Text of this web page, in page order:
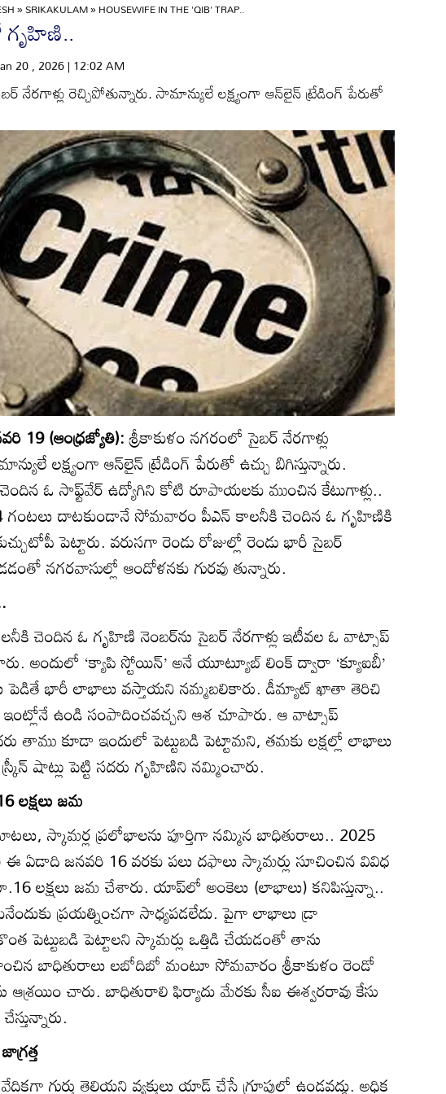
»SRIKAKULAM»HOUSEWIFE IN THE 'QIB' TRAP..
గృహిణి..
20 , 2026 | 12:02 AM
నేరగాళ్లు రెచ్చిపోతున్నారు. సామాన్యులే లక్ష్యంగా ఆన్‌లైన్‌ ట్రేడింగ్‌ పేరుతో
19 (ఆంధ్రజ్యోతి):శ్రీకాకుళం నగరంలో సైబర్‌ నేరగాళ్లు
లక్ష్యంగా ఆన్‌లైన్‌ ట్రేడింగ్‌ పేరుతో ఉచ్చు బిగిస్తున్నారు.
ఓ సాఫ్ట్‌వేర్‌ ఉద్యోగిని కోటి రూపాయలకు ముంచిన కేటుగాళ్లు..
దాటకుండానే సోమవారం పీఎన్‌ కాలనీకి చెందిన ఓ గృహిణికి
పెట్టారు. వరుసగా రెండు రోజుల్లో రెండు భారీ సైబర్‌
నగరవాసుల్లో ఆందోళనకు గురవు తున్నారు.
చెందిన ఓ గృహిణి నెంబర్‌ను సైబర్‌ నేరగాళ్లు ఇటీవల ఓ వాట్సాప్‌
అందులో ‘క్యాపి స్టోయిన్‌’ అనే యూట్యూబ్‌ లింక్‌ ద్వారా ‘క్యూఐబీ’
పెడితే భారీ లాభాలు వస్తాయని నమ్మబలికారు. డీమ్యాట్‌ ఖాతా తెరిచి
ఇంట్లోనే ఉండి సంపాదించవచ్చని ఆశ చూపారు. ఆ వాట్సాప్‌
తాము కూడా ఇందులో పెట్టుబడి పెట్టామని, తమకు లక్షల్లో లాభాలు
షాట్లు పెట్టి సదరు గృహిణిని నమ్మించారు.
లక్షలు జమ
స్కామర్ల ప్రలోభాలను పూర్తిగా నమ్మిన బాధితురాలు.. 2025
ఈ ఏడాది జనవరి 16 వరకు పలు దఫాలు స్కామర్లు సూచించిన వివిధ
లక్షలు జమ చేశారు. యాప్‌లో అంకెలు (లాభాలు) కనిపిస్తున్నా..
ప్రయత్నించగా సాధ్యపడలేదు. పైగా లాభాలు డ్రా
పెట్టుబడి పెట్టాలని స్కామర్లు ఒత్తిడి చేయడంతో తాను
బాధితురాలు లబోదిబో మంటూ సోమవారం శ్రీకాకుళం రెండో
ఆశ్రయిం చారు. బాధితురాలి ఫిర్యాదు మేరకు సీఐ ఈశ్వరరావు కేసు
గుర్తు తెలియని వ్యక్తులు యాడ్‌ చేసే గ్రూపుల్లో ఉండవద్దు. అధిక